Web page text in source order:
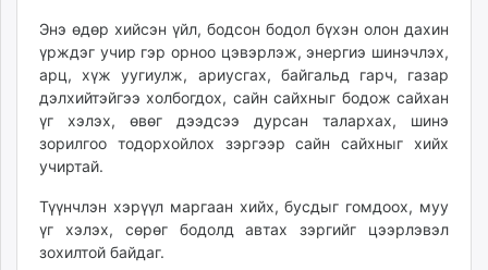
shuurhai.mn
unuudur.mn
isee.mn
mglradio.com
fact.mn
itoim.mn
tumen.mn
shuum.mn
times.mn
Энэ өдөр хийсэн үйл, бодсон бодол бүхэн олон дахин
үрждэг учир гэр орноо цэвэрлэж, энергиэ шинэчлэх,
арц, хүж уугиулж, ариусгах, байгальд гарч, газар
дэлхийтэйгээ холбогдох, сайн сайхныг бодож сайхан
үг хэлэх, өвөг дээдсээ дурсан талархах, шинэ
зорилгоо тодорхойлох зэргээр сайн сайхныг хийх
учиртай.
Түүнчлэн хэрүүл маргаан хийх, бусдыг гомдоох, муу
үг хэлэх, сөрөг бодолд автах зэргийг цээрлэвэл
зохилтой байдаг.